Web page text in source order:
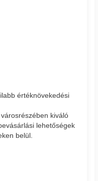
értéknövekedési
kiváló
lehetőségek
belül.